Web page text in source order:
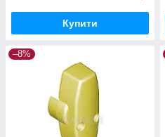
Купити
–8%